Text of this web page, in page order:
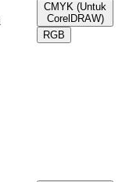
CMYK (Untuk
CorelDRAW)
RGB